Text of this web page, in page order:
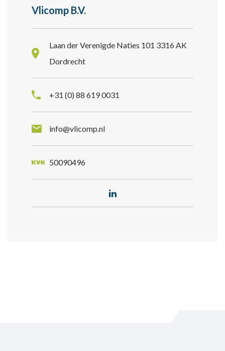
Vlicomp B.V.
Laan der Verenigde Naties 101 3316 AK
Dordrecht
+31 (0) 88 619 0031
info@vlicomp.nl
50090496